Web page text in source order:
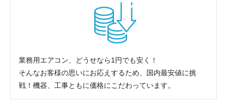
業務用エアコン、どうせなら1円でも安く！
そんなお客様の思いにお応えするため、国内最安値に挑
戦！機器、工事ともに価格にこだわっています。